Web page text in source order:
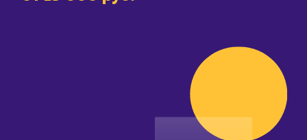
своих бизнес-целей с нами!